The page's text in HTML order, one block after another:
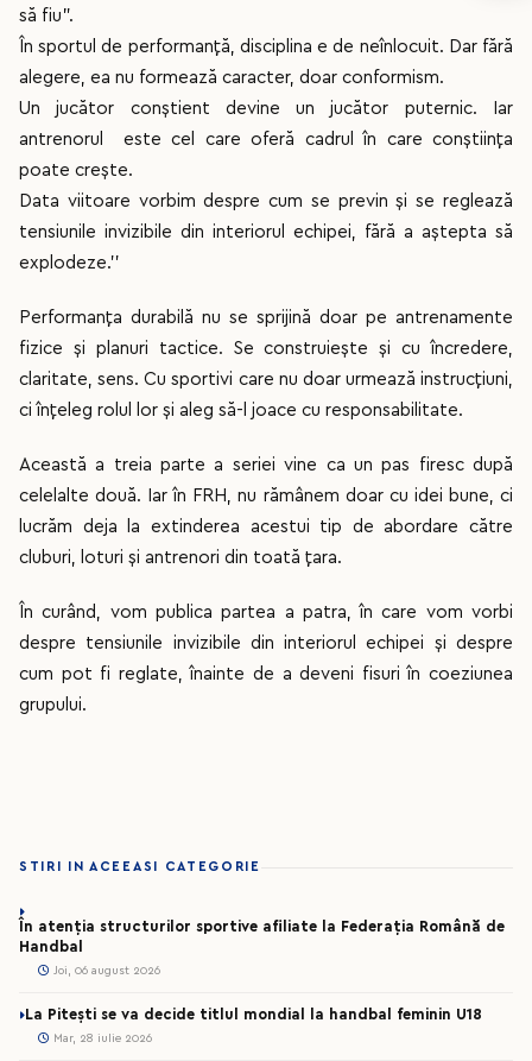
să fiu”.
În sportul de performanță, disciplina e de neînlocuit. Dar fără
alegere, ea nu formează caracter, doar conformism.
Un jucător conștient devine un jucător puternic. Iar
antrenorul este cel care oferă cadrul în care conștiința
poate crește.
Data viitoare vorbim despre cum se previn și se reglează
tensiunile invizibile din interiorul echipei, fără a aștepta să
explodeze.’’
Performanța durabilă nu se sprijină doar pe antrenamente
fizice și planuri tactice. Se construiește și cu încredere,
claritate, sens. Cu sportivi care nu doar urmează instrucțiuni,
ci înțeleg rolul lor și aleg să-l joace cu responsabilitate.
Această a treia parte a seriei vine ca un pas firesc după
celelalte două. Iar în FRH, nu rămânem doar cu idei bune, ci
lucrăm deja la extinderea acestui tip de abordare către
cluburi, loturi și antrenori din toată țara.
În curând, vom publica partea a patra, în care vom vorbi
despre tensiunile invizibile din interiorul echipei și despre
cum pot fi reglate, înainte de a deveni fisuri în coeziunea
grupului.
STIRI IN ACEEASI CATEGORIE
În atenția structurilor sportive afiliate la Federația Română de
Handbal
Joi, 06 august 2026
La Pitești se va decide titlul mondial la handbal feminin U18
Mar, 28 iulie 2026